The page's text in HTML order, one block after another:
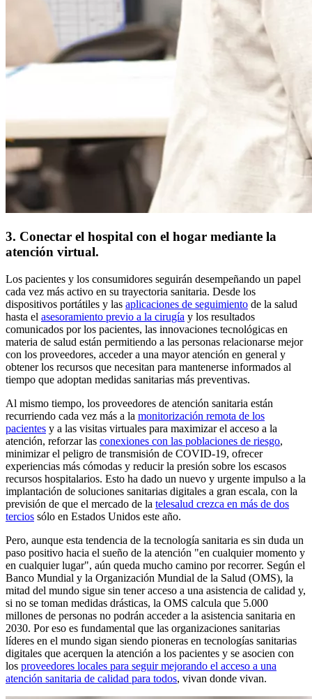
3. Conectar el hospital con el hogar mediante la
atención virtual.
Los pacientes y los consumidores seguirán desempeñando un papel
cada vez más activo en su trayectoria sanitaria. Desde los
dispositivos portátiles y las aplicaciones de seguimiento de la salud
hasta el asesoramiento previo a la cirugía y los resultados
comunicados por los pacientes, las innovaciones tecnológicas en
materia de salud están permitiendo a las personas relacionarse mejor
con los proveedores, acceder a una mayor atención en general y
obtener los recursos que necesitan para mantenerse informados al
tiempo que adoptan medidas sanitarias más preventivas.
Al mismo tiempo, los proveedores de atención sanitaria están
recurriendo cada vez más a la monitorización remota de los
pacientes y a las visitas virtuales para maximizar el acceso a la
atención, reforzar las conexiones con las poblaciones de riesgo,
minimizar el peligro de transmisión de COVID-19, ofrecer
experiencias más cómodas y reducir la presión sobre los escasos
recursos hospitalarios. Esto ha dado un nuevo y urgente impulso a la
implantación de soluciones sanitarias digitales a gran escala, con la
previsión de que el mercado de la telesalud crezca en más de dos
tercios sólo en Estados Unidos este año.
Pero, aunque esta tendencia de la tecnología sanitaria es sin duda un
paso positivo hacia el sueño de la atención "en cualquier momento y
en cualquier lugar", aún queda mucho camino por recorrer. Según el
Banco Mundial y la Organización Mundial de la Salud (OMS), la
mitad del mundo sigue sin tener acceso a una asistencia de calidad y,
si no se toman medidas drásticas, la OMS calcula que 5.000
millones de personas no podrán acceder a la asistencia sanitaria en
2030. Por eso es fundamental que las organizaciones sanitarias
líderes en el mundo sigan siendo pioneras en tecnologías sanitarias
digitales que acerquen la atención a los pacientes y se asocien con
los proveedores locales para seguir mejorando el acceso a una
atención sanitaria de calidad para todos, vivan donde vivan.